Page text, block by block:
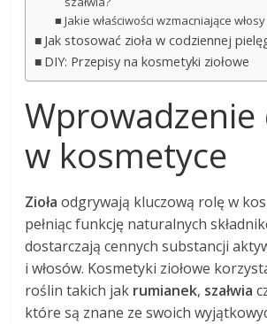
Jakie właściwości wzmacniające
Jak stosować zioła w codziennej
DIY: Przepisy na kosmetyki ziołowe
Wprowadzenie
w kosmetyce
Zioła odgrywają kluczową rolę w
pełniąc funkcję naturalnych
dostarczają cennych substancji
i włosów. Kosmetyki ziołowe
roślin takich jak rumianek, szałwia
które są znane ze swoich